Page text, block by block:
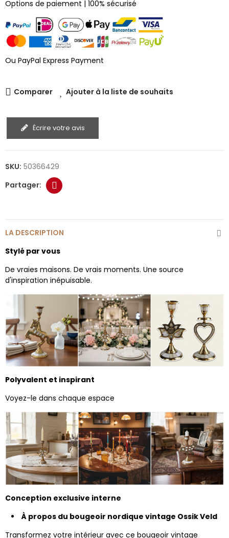
Options de paiement | 100% sécurisé
Ou PayPal Express Payment
Comparer Ajouter à la liste de souhaits
Écrire votre avis
SKU: 50366429
LA DESCRIPTION
Stylé par vous
De vraies maisons. De vrais moments. Une source
d'inspiration inépuisable.
Polyvalent et inspirant
Voyez-le dans chaque espace
Conception exclusive interne
À propos du bougeoir nordique vintage Ossik Veld
Transformez votre intérieur avec ce bougeoir vintage